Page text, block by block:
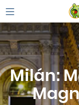
Milán: